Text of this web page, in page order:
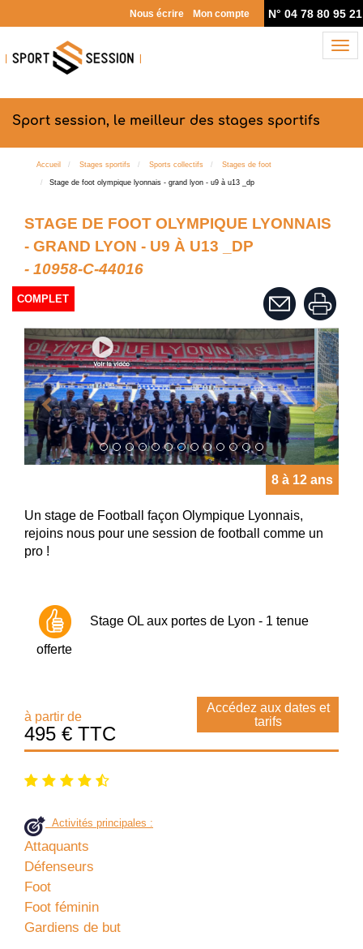
Nous écrire Mon compte N° 04 78 80 95 21
Sport session, le meilleur des stages sportifs
Accueil Stages sportifs Sports collectifs Stages de foot
Stage de foot olympique lyonnais - grand lyon - u9 à u13 _dp
STAGE DE FOOT OLYMPIQUE LYONNAIS
- GRAND LYON - U9 À U13 _DP
- 10958-C-44016
COMPLET
Previous Next
8 à 12 ans
Un stage de Football façon Olympique Lyonnais,
rejoins nous pour une session de football comme un
pro !
Stage OL aux portes de Lyon - 1 tenue
offerte
à partir de
495 € TTC
Accédez aux dates et
tarifs
Activités principales :
Attaquants
Défenseurs
Foot
Foot féminin
Gardiens de but